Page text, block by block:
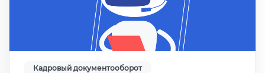
Кадровый документооборот